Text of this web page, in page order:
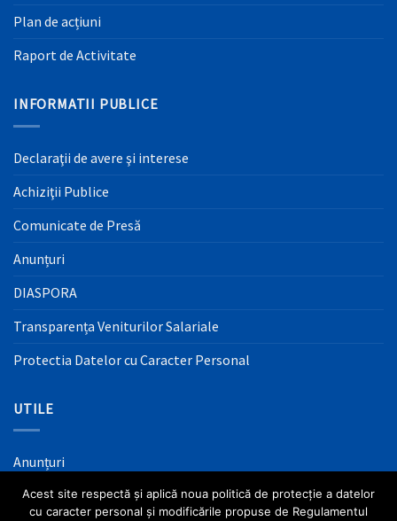
Plan de acțiuni
Raport de Activitate
INFORMATII PUBLICE
Declaraţii de avere şi interese
Achiziţii Publice
Comunicate de Presă
Anunțuri
DIASPORA
Transparența Veniturilor Salariale
Protectia Datelor cu Caracter Personal
UTILE
Anunțuri
Mass Media
Acest site respectă și aplică noua politică de protecție a datelor
cu caracter personal și modificările propuse de Regulamentul